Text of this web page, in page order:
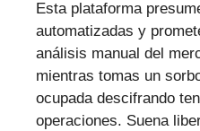
Esta plataforma
automatizadas y
análisis manual del
mientras tomas un
ocupada descifrando
operaciones. Suena